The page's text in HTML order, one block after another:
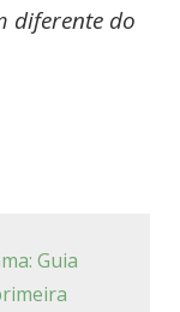
diferente do
Guia